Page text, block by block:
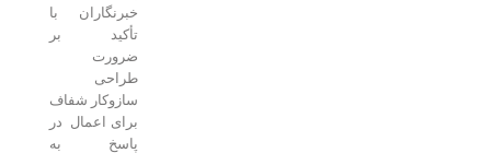
خبرنگاران با
تأکید بر
سازوکار شفاف
برای اعمال در
پاسخ به